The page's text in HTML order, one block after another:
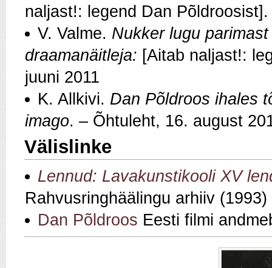
naljast!: legend Dan
V. Valme. Nukker lugu
draamanäitleja: [Aitab naljast!:
juuni 2011
K. Allkivi. Dan Põldroos ihales
imago. – Õhtuleht, 16. august
Välislinke
Lennud: Lavakunstikooli XV
Rahvusringhäälingu arhiiv (1993)
Dan Põldroos Eesti filmi